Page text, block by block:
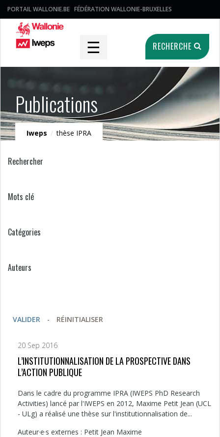
PORTAIL WALLONIE.BE FÉDÉRATION WALLONIE-BRUXELLES
☰ RECHERCHE
Publications
Iweps / thèse IPRA
Rechercher
Mots clé
Catégories
Auteurs
VALIDER - RÉINITIALISER
20 Sep 2016
L’INSTITUTIONNALISATION DE LA PROSPECTIVE DANS
L’ACTION PUBLIQUE
Dans le cadre du programme IPRA (IWEPS PhD Research
Activities) lancé par l'IWEPS en 2012, Maxime Petit Jean (UCL
- ULg) a réalisé une thèse sur l'institutionnalisation de...
Auteur·e·s externes : Petit Jean Maxime